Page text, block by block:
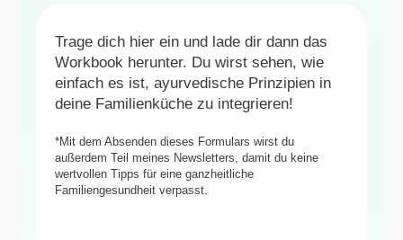
Trage dich hier ein und lade dir dann das
Workbook herunter. Du wirst sehen, wie
einfach es ist, ayurvedische Prinzipien in
deine Familienküche zu integrieren!
*Mit dem Absenden dieses Formulars wirst du
außerdem Teil meines Newsletters, damit du keine
wertvollen Tipps für eine ganzheitliche
Familiengesundheit verpasst.